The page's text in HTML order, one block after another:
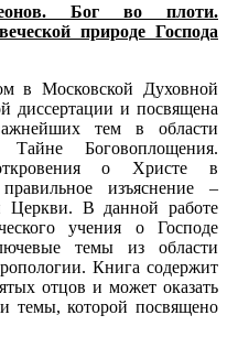
Бог во плоти.
природе Господа
в Московской Духовной
диссертации и посвящена
тем в области
Тайне Боговоплощения.
о Христе в
изъяснение –
Церкви. В данной работе
учения о Господе
темы из области
Книга содержит
отцов и может оказать
темы, которой посвящено